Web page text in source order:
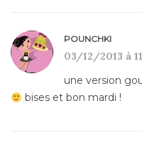
POUNCHKI
03/12/2013 à
une version
bises et bon mardi !